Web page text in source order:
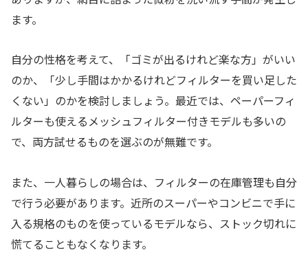
ます。
自分の性格を考えて、「ゴミが出るけれど楽な方」がいい
のか、「少し手間はかかるけれどフィルターを買い足した
くない」のかを検討しましょう。最近では、ペーパーフィ
ルターも使えるメッシュフィルター付きモデルも多いの
で、両方試せるものを選ぶのが無難です。
また、一人暮らしの場合は、フィルターの在庫管理も自分
で行う必要があります。近所のスーパーやコンビニで手に
入る規格のものを使っているモデルなら、ストック切れに
慌てることもなくなります。